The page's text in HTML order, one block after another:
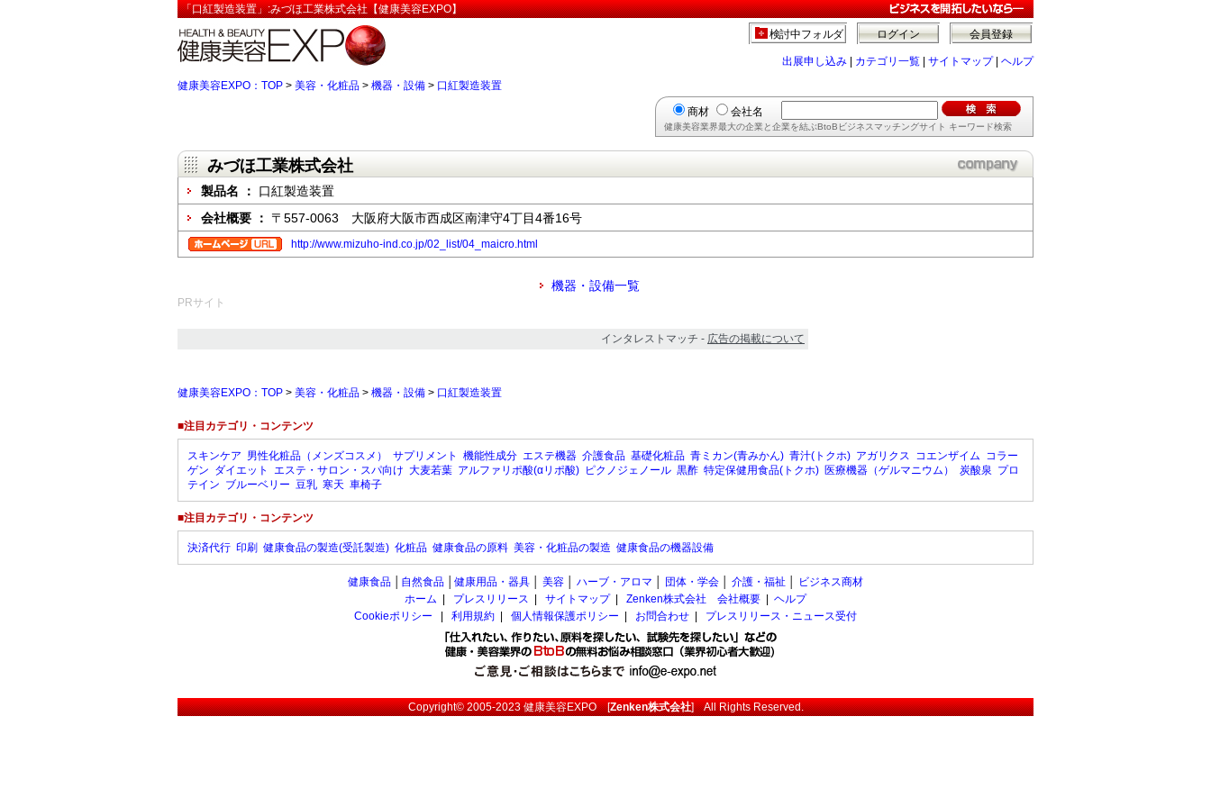
「口紅製造装置」:みづほ工業株式会社【健康美容EXPO】
会員登録
ログイン
検討中フォルダ
出展申し込み カテゴリ一覧 サイトマップ| ヘルプ
健康美容EXPO：TOP > 美容・化粧品 > 機器・設備 > 口紅製造装置
商材 会社名
健康美容業界最大の企業と企業を結ぶBtoBビジネスマッチングサイト キーワード検索
みづほ工業株式会社
製品名 ： 口紅製造装置
会社概要 ： 〒557-0063 大阪府大阪市西成区南津守4丁目4番16号
http://www.mizuho-ind.co.jp/02_list/04_maicro.html
機器・設備一覧
PRサイト
インタレストマッチ - 広告の掲載について
健康美容EXPO：TOP > 美容・化粧品 > 機器・設備 > 口紅製造装置
■注目カテゴリ・コンテンツ
スキンケア 男性化粧品（メンズコスメ） サプリメント 機能性成分 エステ機器 介護食品 基礎化粧品 青ミカン(青みかん) 青汁(トクホ) アガリクス コエンザイム コラー
ゲン ダイエット エステ・サロン・スパ向け 大麦若葉 アルファリポ酸(αリポ酸) ピクノジェノール 黒酢 特定保健用食品(トクホ) 医療機器（ゲルマニウム） 炭酸泉 プロ
テイン ブルーベリー 豆乳 寒天 車椅子
■注目カテゴリ・コンテンツ
決済代行 印刷 健康食品の製造(受託製造) 化粧品 健康食品の原料 美容・化粧品の製造 健康食品の機器設備
健康食品 自然食品 健康用品・器具 美容 ハーブ・アロマ 団体・学会 介護・福祉
ビジネス商材
ホーム
プレスリリース サイトマップ| Zenken株式会社 会社概要
ヘルプ
Cookieポリシー
利用規約 個人情報保護ポリシー お問合わせ プレスリリース・ニュース受付
Copyright© 2005-2023健康美容EXPO[Zenken株式会社] All Rights Reserved.